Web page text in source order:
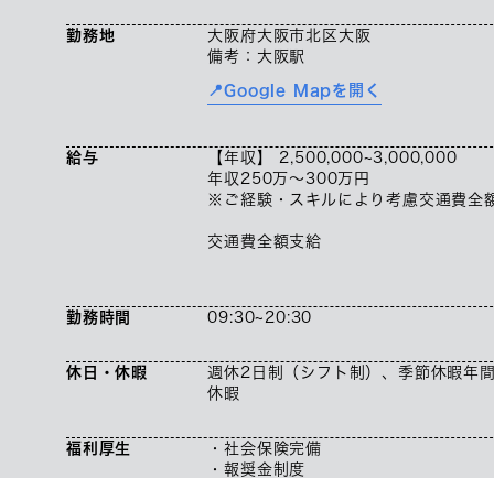
勤務地
大阪府大阪市北区大阪
備考：大阪駅
📍Google Mapを開く
給与
【年収】 2,500,000~3,000,000
年収250万～300万円
※ご経験・スキルにより考慮交通費全
交通費全額支給
勤務時間 09:30~20:30
休日・休暇
週休2日制（シフト制）、季節休暇年
休暇
福利厚生
・社会保険完備
・報奨金制度